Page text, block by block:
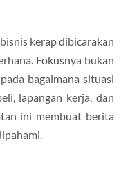
kerap dibicarakan
Fokusnya bukan
bagaimana situasi
lapangan kerja, dan
ini membuat berita